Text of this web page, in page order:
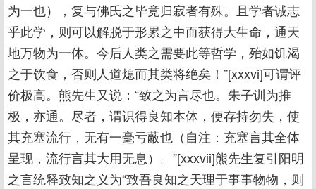
为一也），复与佛氏之毕竟归寂者有殊。且学者诚志
乎此学，则可以解脱于形累之中而获得大生命，通天
地万物为一体。今后人类之需要此等哲学，殆如饥渴
之于饮食，否则人道熄而其类将绝矣！”[xxxvi]可谓评
价极高。熊先生又说：“致之为言尽也。朱子训为推
极，亦通。尽者，谓识得良知本体，便存持勿失，使
其充塞流行，无有一毫亏蔽也（自注：充塞言其全体
呈现，流行言其大用无息）。”[xxxvii]熊先生复引阳明
之言统释致知之义为“致吾良知之天理于事事物物，则